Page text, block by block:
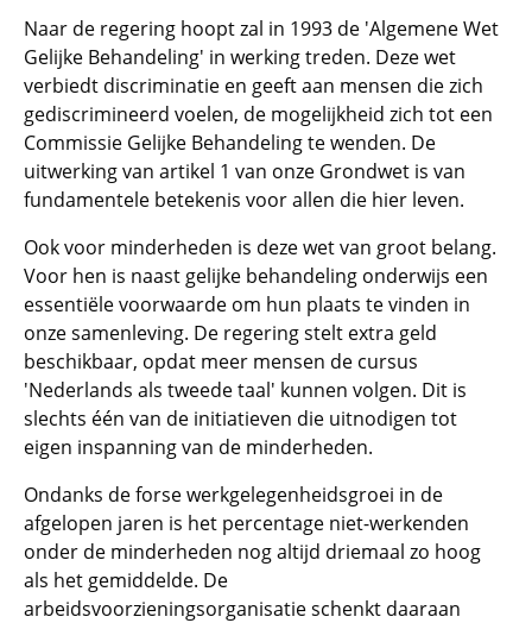
Naar de regering hoopt zal in 1993 de 'Algemene Wet
Gelijke Behandeling' in werking treden. Deze wet
verbiedt discriminatie en geeft aan mensen die zich
gediscrimineerd voelen, de mogelijkheid zich tot een
Commissie Gelijke Behandeling te wenden. De
uitwerking van artikel 1 van onze Grondwet is van
fundamentele betekenis voor allen die hier leven.
Ook voor minderheden is deze wet van groot belang.
Voor hen is naast gelijke behandeling onderwijs een
essentiële voorwaarde om hun plaats te vinden in
onze samenleving. De regering stelt extra geld
beschikbaar, opdat meer mensen de cursus
'Nederlands als tweede taal' kunnen volgen. Dit is
slechts één van de initiatieven die uitnodigen tot
eigen inspanning van de minderheden.
Ondanks de forse werkgelegenheidsgroei in de
afgelopen jaren is het percentage niet-werkenden
onder de minderheden nog altijd driemaal zo hoog
als het gemiddelde. De
arbeidsvoorzieningsorganisatie schenkt daaraan